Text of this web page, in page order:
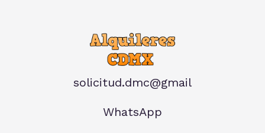
solicitud.dmc@gmail
WhatsApp